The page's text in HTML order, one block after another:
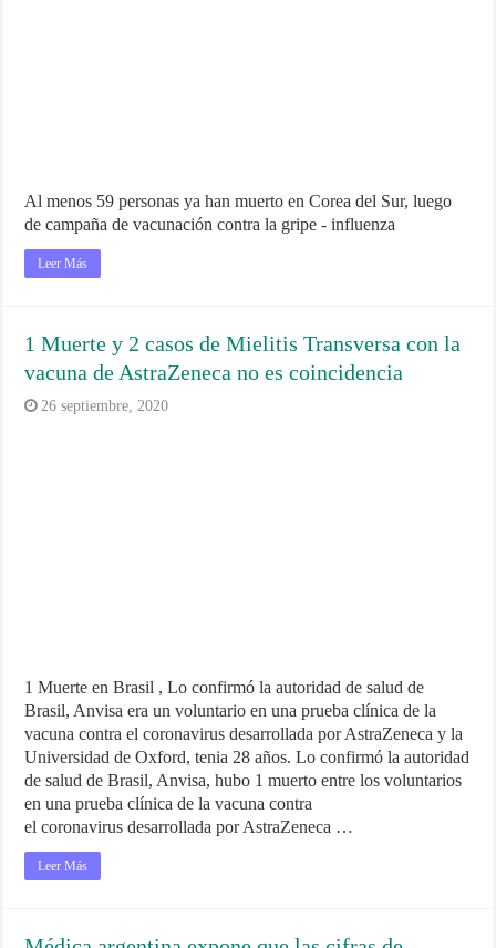
Al menos 59 personas ya han muerto en Corea del Sur, luego
de campaña de vacunación contra la gripe - influenza
Leer Más
1 Muerte y 2 casos de Mielitis Transversa con la
vacuna de AstraZeneca no es coincidencia
26 septiembre, 2020
1 Muerte en Brasil , Lo confirmó la autoridad de salud de
Brasil, Anvisa era un voluntario en una prueba clínica de la
vacuna contra el coronavirus desarrollada por AstraZeneca y la
Universidad de Oxford, tenia 28 años. Lo confirmó la autoridad
de salud de Brasil, Anvisa, hubo 1 muerto entre los voluntarios
en una prueba clínica de la vacuna contra
el coronavirus desarrollada por AstraZeneca …
Leer Más